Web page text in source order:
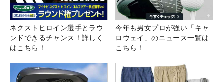
ネクストヒロイン選手とラウ
ンドできるチャンス！詳しく
はこちら！
今年も男女プロが強い「キャ
ロウェイ」のニュース一覧は
こちら！